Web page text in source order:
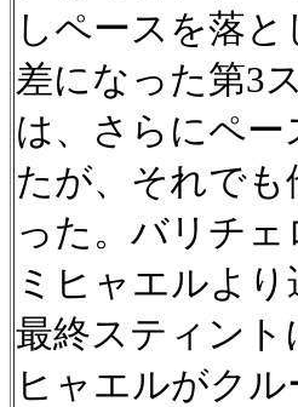
しペースを落と
差になった第3
は、さらにペー
たが、それでも
った。バリチェ
ミヒャエルより
最終スティント
ヒャエルがク